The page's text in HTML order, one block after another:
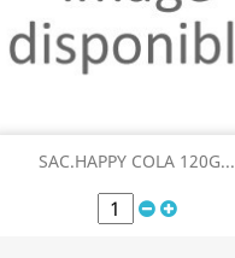
SAC.HAPPY COLA 120G...
Aperçu rapide